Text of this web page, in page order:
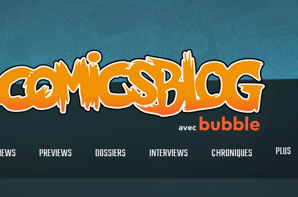
PREVIEWS DOSSIERS INTERVIEWS CHRONIQUES PLUS